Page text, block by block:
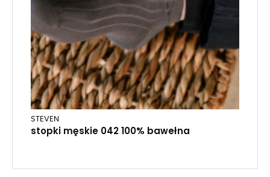
STEVEN
stopki męskie 042 100% bawełna